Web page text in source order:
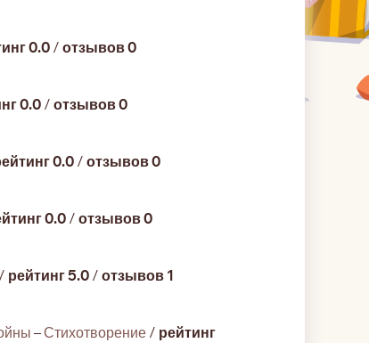
0.0 / отзывов 0
0.0 / отзывов 0
0.0 / отзывов 0
0.0 / отзывов 0
/ рейтинг 5.0 / отзывов 1
–Стихотворение / рейтинг